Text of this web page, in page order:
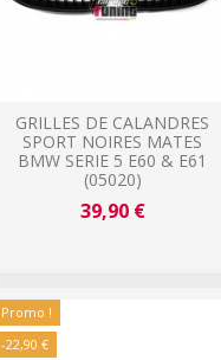
GRILLES DE CALANDRES
SPORT NOIRES MATES
BMW SERIE 5 E60 & E61
(05020)
39,90 €
Promo !
-22,90 €